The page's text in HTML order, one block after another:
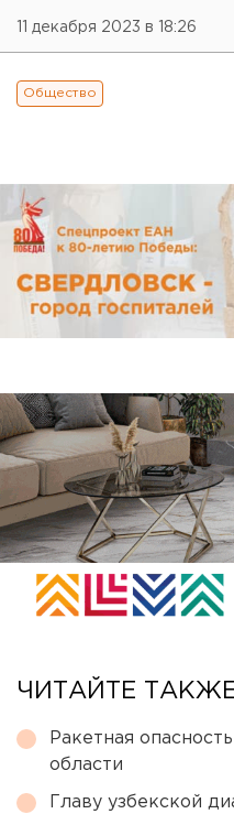
11 декабря 2023 в 18:26
Общество
ЧИТАЙТЕ
Ракетная
области
Главу узбекской